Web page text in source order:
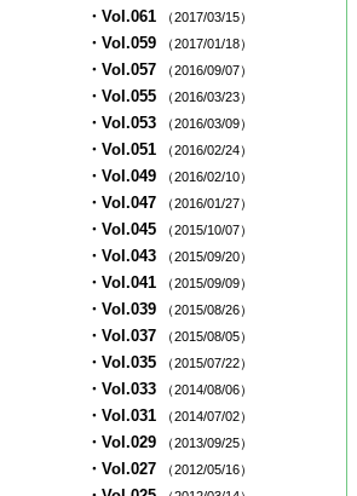
・Vol.061 （2017/03/15）
・Vol.059 （2017/01/18）
・Vol.057 （2016/09/07）
・Vol.055 （2016/03/23）
・Vol.053 （2016/03/09）
・Vol.051 （2016/02/24）
・Vol.049 （2016/02/10）
・Vol.047 （2016/01/27）
・Vol.045 （2015/10/07）
・Vol.043 （2015/09/20）
・Vol.041 （2015/09/09）
・Vol.039 （2015/08/26）
・Vol.037 （2015/08/05）
・Vol.035 （2015/07/22）
・Vol.033 （2014/08/06）
・Vol.031 （2014/07/02）
・Vol.029 （2013/09/25）
・Vol.027 （2012/05/16）